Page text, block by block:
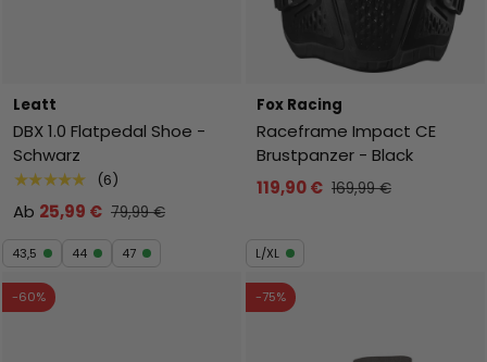
Leatt
DBX 1.0 Flatpedal Shoe -
Schwarz
★★★★★ (6)
Ab 25,99 € 79,99 €
43,5 44 47
Fox Racing
Raceframe Impact CE
Brustpanzer - Black
119,90 € 169,99 €
L/XL
-60% -75%